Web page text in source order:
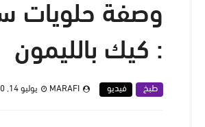
وصفة حلويات
: كيك بالليمون
طبخ فيديو MARAFI يوليو 14, 2020